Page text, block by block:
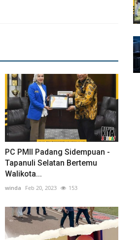
PC PMII Padang Sidempuan -
Tapanuli Selatan Bertemu
Walikota...
winda Feb 20, 2023 153